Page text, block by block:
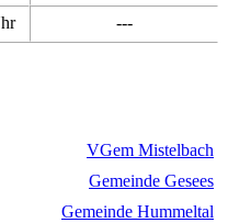
---
VGem Mistelbach
Gemeinde Gesees
Gemeinde Hummeltal